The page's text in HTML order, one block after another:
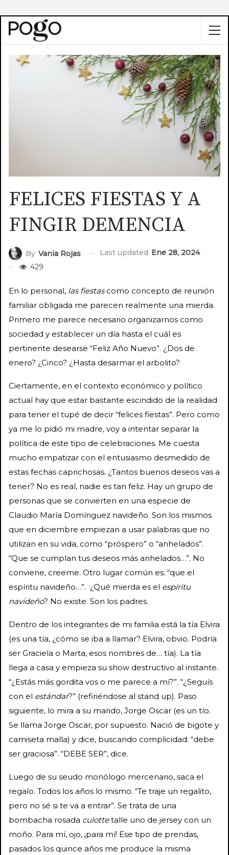
FELICES FIESTAS Y A
FINGIR DEMENCIA
By Vania Rojas Last updated Ene 28, 2024
429
En lo personal, las fiestascomo concepto de reunión
familiar obligada me parecen realmente una mierda.
Primero me parece necesario organizarnos como
sociedad y establecer un día hasta el cuál es
pertinente desearse “Feliz Año Nuevo”. ¿Dos de
enero? ¿Cinco? ¿Hasta desarmar el arbolito?
Ciertamente, en el contexto económico y político
actual hay que estar bastante escindido de la realidad
para tener el tupé de decir “felices fiestas”. Pero como
ya me lo pidió mi madre, voy a intentar separar la
política de este tipo de celebraciones. Me cuesta
mucho empatizar con el entusiasmo desmedido de
estas fechas caprichosas. ¿Tantos buenos deseos vas a
tener? No es real, nadie es tan feliz. Hay un grupo de
personas que se convierten en una especie de
Claudio María Domínguez navideño. Son los mismos
que en diciembre empiezan a usar palabras que no
utilizan en su vida, como “próspero” o “anhelados”.
“Que se cumplan tus deseos más anhelados…”. No
conviene, creeme. Otro lugar común es: “que el
espíritu navideño…”. ¿Qué mierda es el espíritu
navideño? No existe. Son los padres.
Dentro de los integrantes de mi familia está la tía Elvira
(es una tía, ¿cómo se iba a llamar? Elvira, obvio. Podría
ser Graciela o Marta, esos nombres de… tía). La tía
llega a casa y empieza su show destructivo al instante.
“¿Estás más gordita vos o me parece a mí?”. “¿Seguís
con el estándar?” (refiriéndose al stand up). Paso
siguiente, lo mira a su marido, Jorge Oscar (es un tío.
Se llama Jorge Oscar, por supuesto. Nació de bigote y
camiseta malla) y dice, buscando complicidad: “debe
ser graciosa”. “DEBE SER”, dice.
Luego de su seudo monólogo mercenario, saca el
regalo. Todos los años lo mismo. “Te traje un regalito,
pero no sé si te va a entrar”. Se trata de una
bombacha rosada culottetalle uno de jersey con un
moño. Para mí, ojo, ¡para mí! Ese tipo de prendas,
pasados los quince años me produce la misma